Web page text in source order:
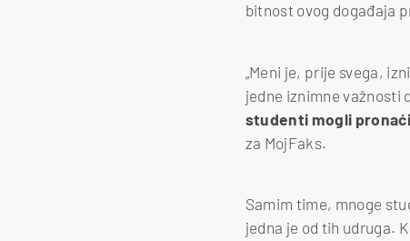
bitnost ovog događaja
„Meni je, prije svega,
jedne iznimne važnosti
studenti mogli
za MojFaks.
Samim time, mnoge
jedna je od tih udruga.